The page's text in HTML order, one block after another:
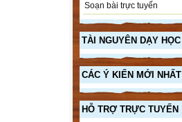
Soạn bài trực tuyến
TÀI NGUYÊN DẠY HỌC
CÁC Ý KIẾN MỚI NHẤT
HỖ TRỢ TRỰC TUYẾN